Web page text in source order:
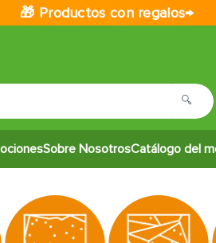
🎁 Productos con regalos→
Sobre NosotrosCatálogo del